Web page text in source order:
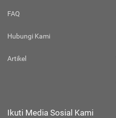
FAQ
Hubungi Kami
Artikel
Ikuti Media Sosial Kami